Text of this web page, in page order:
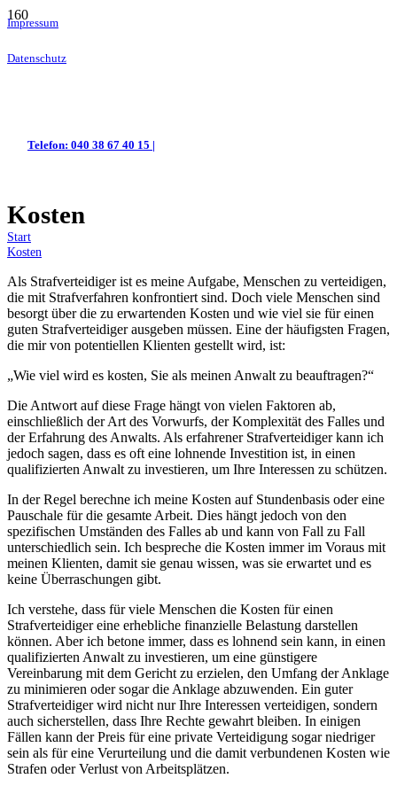
Impressum
Datenschutz
Telefon: 040 38 67 40 15 |
Kosten
Start
Kosten
Als Strafverteidiger ist es meine Aufgabe, Menschen zu verteidigen,
die mit Strafverfahren konfrontiert sind. Doch viele Menschen sind
besorgt über die zu erwartenden Kosten und wie viel sie für einen
guten Strafverteidiger ausgeben müssen. Eine der häufigsten Fragen,
die mir von potentiellen Klienten gestellt wird, ist:
„Wie viel wird es kosten, Sie als meinen Anwalt zu beauftragen?“
Die Antwort auf diese Frage hängt von vielen Faktoren ab,
einschließlich der Art des Vorwurfs, der Komplexität des Falles und
der Erfahrung des Anwalts. Als erfahrener Strafverteidiger kann ich
jedoch sagen, dass es oft eine lohnende Investition ist, in einen
qualifizierten Anwalt zu investieren, um Ihre Interessen zu schützen.
In der Regel berechne ich meine Kosten auf Stundenbasis oder eine
Pauschale für die gesamte Arbeit. Dies hängt jedoch von den
spezifischen Umständen des Falles ab und kann von Fall zu Fall
unterschiedlich sein. Ich bespreche die Kosten immer im Voraus mit
meinen Klienten, damit sie genau wissen, was sie erwartet und es
keine Überraschungen gibt.
Ich verstehe, dass für viele Menschen die Kosten für einen
Strafverteidiger eine erhebliche finanzielle Belastung darstellen
können. Aber ich betone immer, dass es lohnend sein kann, in einen
qualifizierten Anwalt zu investieren, um eine günstigere
Vereinbarung mit dem Gericht zu erzielen, den Umfang der Anklage
zu minimieren oder sogar die Anklage abzuwenden. Ein guter
Strafverteidiger wird nicht nur Ihre Interessen verteidigen, sondern
auch sicherstellen, dass Ihre Rechte gewahrt bleiben. In einigen
Fällen kann der Preis für eine private Verteidigung sogar niedriger
sein als für eine Verurteilung und die damit verbundenen Kosten wie
Strafen oder Verlust von Arbeitsplätzen.